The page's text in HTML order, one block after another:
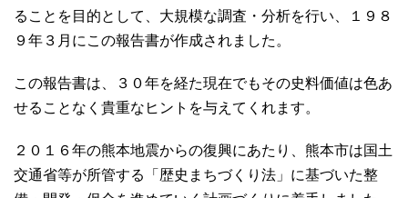
ることを目的として、大規模な調査・分析を行い、１９８
９年３月にこの報告書が作成されました。
この報告書は、３０年を経た現在でもその史料価値は色あ
せることなく貴重なヒントを与えてくれます。
２０１６年の熊本地震からの復興にあたり、熊本市は国土
交通省等が所管する「歴史まちづくり法」に基づいた整